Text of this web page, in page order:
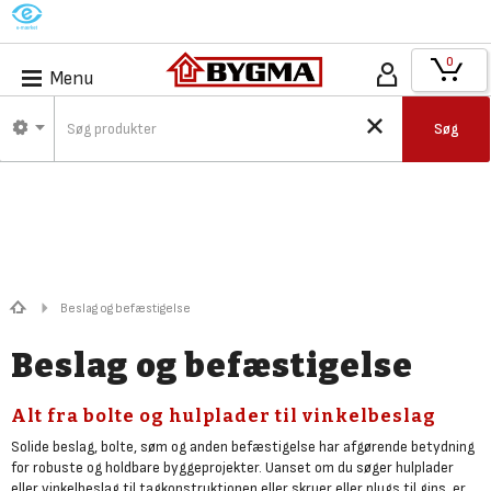
M
Menu
Søg
0
Beslag og befæstigelse
Beslag og befæstigelse
Alt fra bolte og hulplader til vinkelbeslag
Solide beslag, bolte, søm og anden befæstigelse har afgørende betydning
for robuste og holdbare byggeprojekter. Uanset om du søger hulplader